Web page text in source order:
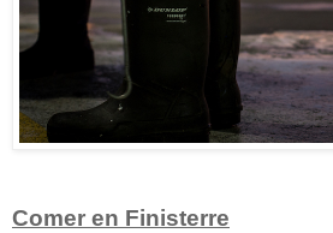
Comer en Finisterre